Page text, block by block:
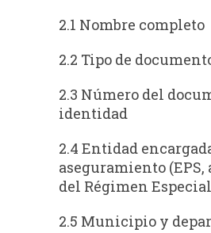
2.1 Nombre completo
2.2 Tipo de
2.3 Número del
identidad
2.4 Entidad
aseguramiento
del Régimen
2.5 Municipio y